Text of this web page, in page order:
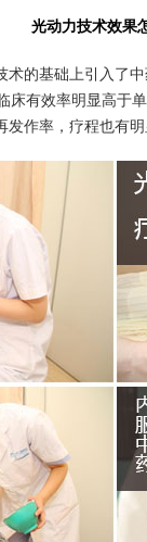
光动力技术效果
术的基础上引入了中
床有效率明显高于
作率，疗程也有明